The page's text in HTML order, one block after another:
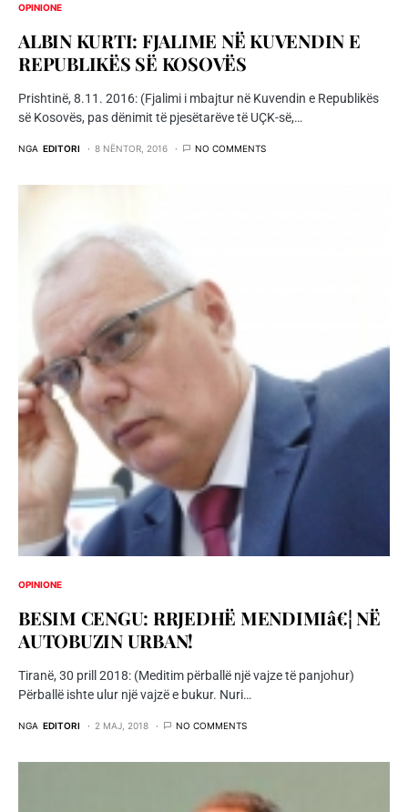
OPINIONE
ALBIN KURTI: FJALIME NË KUVENDIN E
REPUBLIKËS SË KOSOVËS
Prishtinë, 8.11. 2016: (Fjalimi i mbajtur në Kuvendin e Republikës
së Kosovës, pas dënimit të pjesëtarëve të UÇK-së,…
NGA EDITORI 8 NËNTOR, 2016 NO COMMENTS
OPINIONE
BESIM CENGU: RRJEDHË MENDIMIâ€¦ NË
AUTOBUZIN URBAN!
Tiranë, 30 prill 2018: (Meditim përballë një vajze të panjohur)
Përballë ishte ulur një vajzë e bukur. Nuri…
NGA EDITORI 2 MAJ, 2018 NO COMMENTS